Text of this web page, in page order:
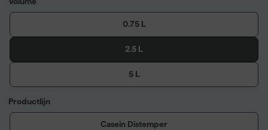
0.75 L
2.5 L
5 L
Productlijn
Casein Distemper